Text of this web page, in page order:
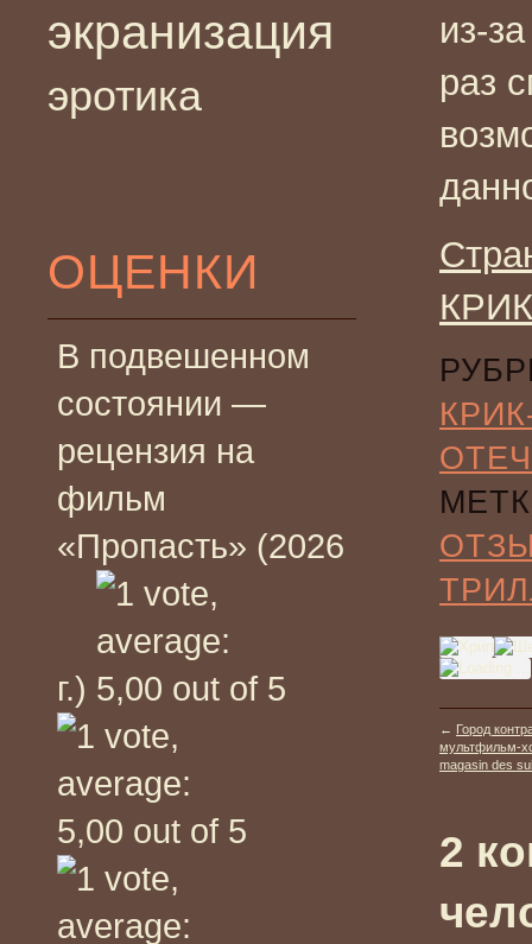
экранизация
эротика
ОЦЕНКИ
В подвешенном
состоянии —
рецензия на
фильм
«Пропасть» (2026
г.)
из-
раз
← Город
мультфильм-
magasin des
2